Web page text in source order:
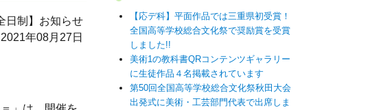
日制】お知らせ
年08月27日
【応デ科】平面作品では三重県初受賞！
全国高等学校総合文化祭で奨励賞を受賞
しました!!
美術1の教科書QRコンテンツギャラリー
に生徒作品４名掲載されています
第50回全国高等学校総合文化祭秋田大会
出発式に美術・工芸部門代表で出席しま